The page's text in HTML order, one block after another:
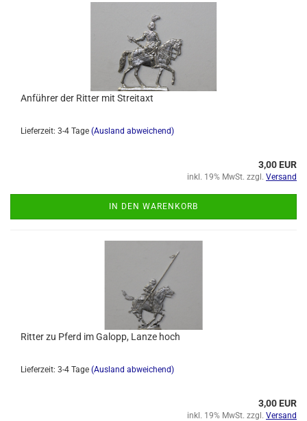
Anführer der Ritter mit Streitaxt
Lieferzeit: 3-4 Tage (Ausland abweichend)
3,00 EUR
inkl. 19% MwSt. zzgl. Versand
IN DEN WARENKORB
Ritter zu Pferd im Galopp, Lanze hoch
Lieferzeit: 3-4 Tage (Ausland abweichend)
3,00 EUR
inkl. 19% MwSt. zzgl. Versand